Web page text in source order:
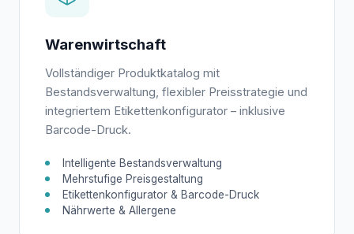
Warenwirtschaft
Vollständiger Produktkatalog mit
Bestandsverwaltung, flexibler Preisstrategie und
integriertem Etikettenkonfigurator – inklusive
Barcode-Druck.
Intelligente Bestandsverwaltung
Mehrstufige Preisgestaltung
Etikettenkonfigurator & Barcode-Druck
Nährwerte & Allergene